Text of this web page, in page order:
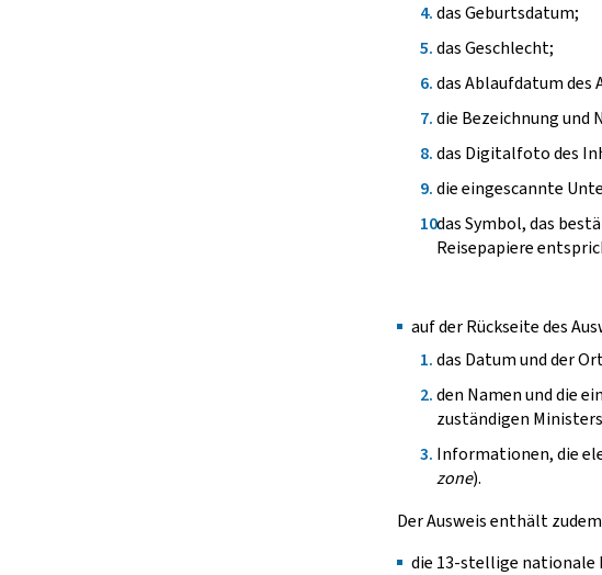
das Geburtsdatum;
das Geschlecht;
das Ablaufdatum des
die Bezeichnung und
das Digitalfoto des
die eingescannte
das Symbol, das
Reisepapiere
auf der Rückseite des
das Datum und der
den Namen und die
zuständigen
Informationen, die
zone).
Der Ausweis enthält
die 13-stellige nationale